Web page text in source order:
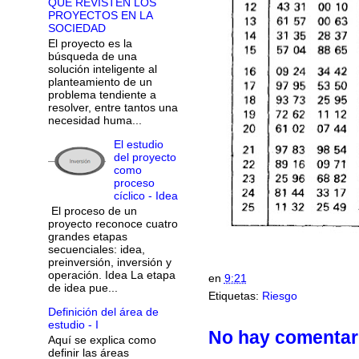
en 9:21
Etiquetas: Riesgo
No hay
QUE REVISTEN LOS
PROYECTOS EN LA
SOCIEDAD
El proyecto es la
búsqueda de una
solución inteligente al
planteamiento de un
problema tendiente a
resolver, entre tantos una
necesidad huma...
El estudio
del proyecto
como
proceso
cíclico - Idea
El proceso de un
proyecto reconoce cuatro
grandes etapas
secuenciales: idea,
preinversión, inversión y
operación. Idea La etapa
de idea pue...
Definición del área de
estudio - I
Aquí se explica como
definir las áreas